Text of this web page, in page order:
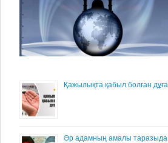
Қажылықта қабыл болған дұға
Әр адамның амалы таразыда